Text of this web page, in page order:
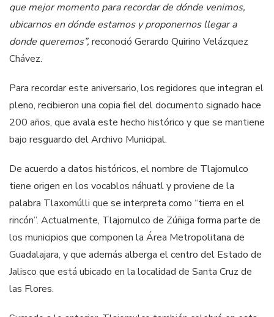
que mejor momento para recordar de dónde venimos,
ubicarnos en dónde estamos y proponernos llegar a
donde queremos”, reconoció Gerardo Quirino Velázquez
Chávez.
Para recordar este aniversario, los regidores que integran el
pleno, recibieron una copia fiel del documento signado hace
200 años, que avala este hecho histórico y que se mantiene
bajo resguardo del Archivo Municipal.
De acuerdo a datos históricos, el nombre de Tlajomulco
tiene origen en los vocablos náhuatl y proviene de la
palabra Tlaxomúlli que se interpreta como “tierra en el
rincón”. Actualmente, Tlajomulco de Zúñiga forma parte de
los municipios que componen la Área Metropolitana de
Guadalajara, y que además alberga el centro del Estado de
Jalisco que está ubicado en la localidad de Santa Cruz de
las Flores.